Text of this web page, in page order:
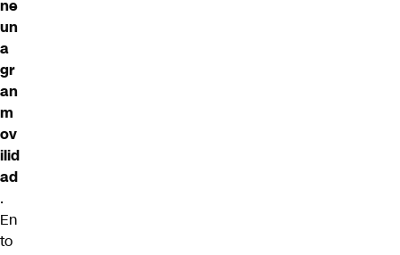
ne
un
a
gr
an
m
ov
ilid
ad
.
En
to